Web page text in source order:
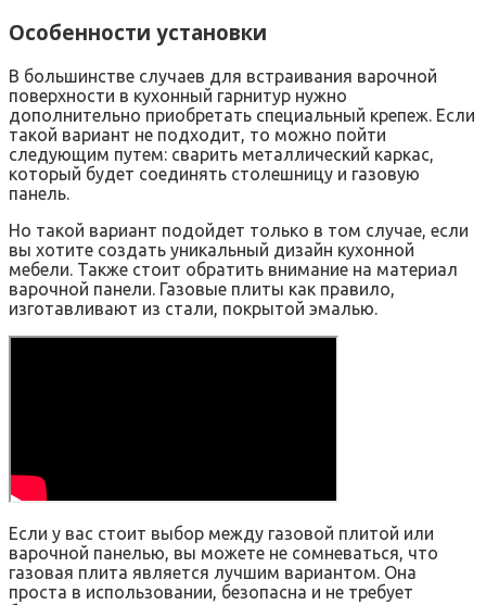
Особенности установки
В большинстве случаев для встраивания варочной
поверхности в кухонный гарнитур нужно
дополнительно приобретать специальный крепеж. Если
такой вариант не подходит, то можно пойти
следующим путем: сварить металлический каркас,
который будет соединять столешницу и газовую
панель.
Но такой вариант подойдет только в том случае, если
вы хотите создать уникальный дизайн кухонной
мебели. Также стоит обратить внимание на материал
варочной панели. Газовые плиты как правило,
изготавливают из стали, покрытой эмалью.
Если у вас стоит выбор между газовой плитой или
варочной панелью, вы можете не сомневаться, что
газовая плита является лучшим вариантом. Она
проста в использовании, безопасна и не требует